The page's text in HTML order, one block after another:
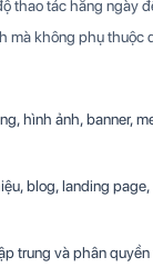
thao tác hằng ngày
mà không phụ thuộc
hình ảnh, banner,
blog, landing page,
trung và phân